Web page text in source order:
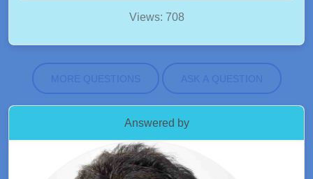
Views: 708
MORE QUESTIONS ASK A QUESTION
Answered by